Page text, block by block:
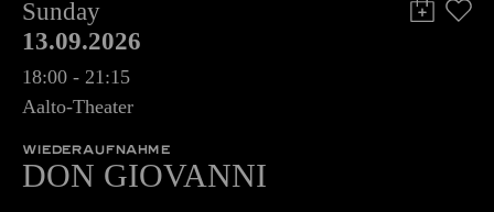
Sunday
13.09.2026
18:00 - 21:15
Aalto-Theater
WIEDERAUFNAHME
DON GIOVANNI